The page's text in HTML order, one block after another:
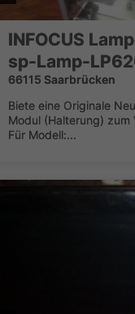
INFOCUS
sp-Lamp-
66115 Saarbrücken
Biete eine Originale
Modul (Halterung) zum
Für Modell:...